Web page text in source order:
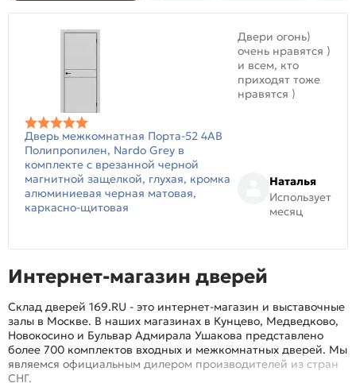
Дверь межкомнатная Порта-52 4AB
Полипропилен, Nardo Grey в
комплекте с врезанной черной
магнитной защелкой, глухая, кромка
алюминиевая черная матовая,
каркасно-щитовая
Двери огонь)
очень нравятся )
и всем, кто
приходят тоже
нравятся )
Наталья
Использует
месяц
Интернет-магазин дверей
Склад дверей 169.RU - это интернет-магазин и выставочные
залы в Москве. В наших магазинах в Кунцево, Медведково,
Новокосино и Бульвар Адмирала Ушакова представлено
более 700 комплектов входных и межкомнатных дверей. Мы
являемся официальным дилером производителей из стран
СНГ.